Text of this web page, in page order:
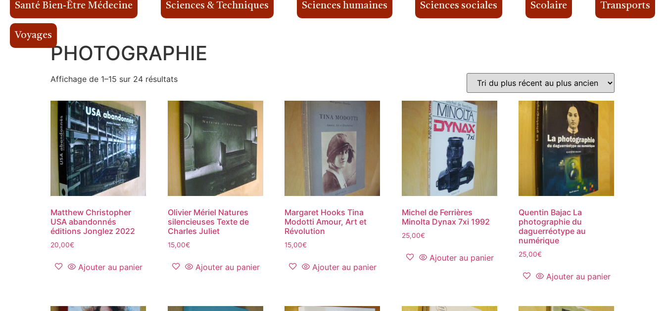
Santé Bien-Être Médecine Sciences & Techniques Sciences humaines Sciences sociales Scolaire Transports
Voyages
PHOTOGRAPHIE
Affichage de 1–15 sur 24 résultats
Matthew Christopher
USA abandonnés
éditions Jonglez 2022
20,00€
Ajouter au panier
Olivier Mériel Natures
silencieuses Texte de
Charles Juliet
15,00€
Ajouter au panier
Margaret Hooks Tina
Modotti Amour, Art et
Révolution
15,00€
Ajouter au panier
Michel de Ferrières
Minolta Dynax 7xi 1992
25,00€
Ajouter au panier
Quentin Bajac La
photographie du
daguerréotype au
numérique
25,00€
Ajouter au panier